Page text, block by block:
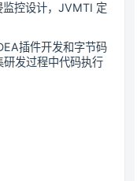
监控设计，JVMTI 定
插件开发和字节码
研发过程中代码执行